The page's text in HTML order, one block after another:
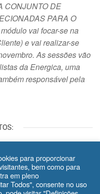
CONJUNTO DE
PARA O
vai focar-se na
e vai realizar-se
As sessões vão
da Energica, uma
responsável pela
para proporcionar
bem como para
em pleno
Todos", consente no uso